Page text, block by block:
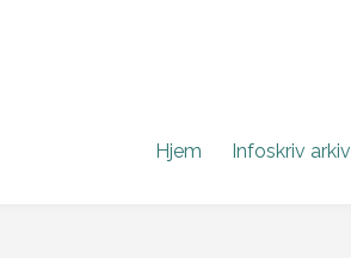
Hjem Infoskriv arkiv